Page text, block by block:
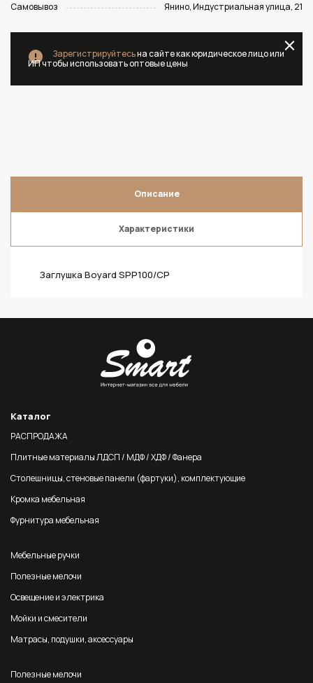
Самовывоз
Янино, Индустриальная улица, 21
Зарегистрируйтесьна сайте как юридическое лицо или
ИП чтобы использовать оптовые цены
Описание
Характеристики
Заглушка Boyard SPP100/CP
Каталог
РАСПРОДАЖА
Плитные материалы ЛДСП / МДФ / ХДФ / Фанера
Столешницы, стеновые панели (фартуки), комплектующие
Кромка мебельная
Фурнитура мебельная
Мебельные ручки
Полезные мелочи
Освещение и электрика
Мойки и смесители
Матрасы, подушки, аксессуары
Полезные мелочи